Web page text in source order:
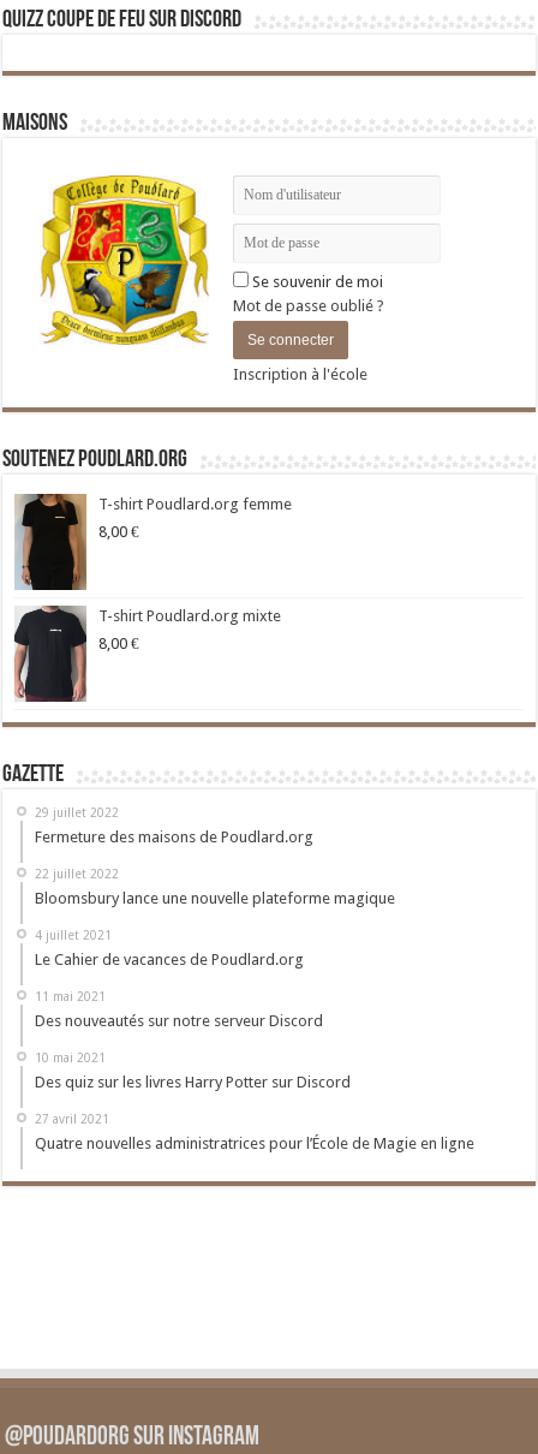
Quizz Coupe de Feu sur Discord
Maisons
Se souvenir de moi
Mot de passe oublié ?
Inscription à l'école
Soutenez Poudlard.org
T-shirt Poudlard.org femme
8,00 €
T-shirt Poudlard.org mixte
8,00 €
Gazette
29 juillet 2022
Fermeture des maisons de Poudlard.org
22 juillet 2022
Bloomsbury lance une nouvelle plateforme magique
4 juillet 2021
Le Cahier de vacances de Poudlard.org
11 mai 2021
Des nouveautés sur notre serveur Discord
10 mai 2021
Des quiz sur les livres Harry Potter sur Discord
27 avril 2021
Quatre nouvelles administratrices pour l’École de Magie en ligne
@PoudardOrg sur Instagram